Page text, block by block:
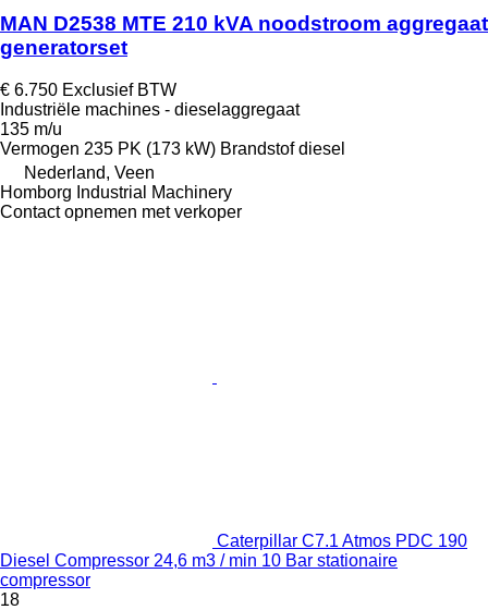
MAN D2538 MTE 210 kVA noodstroom aggregaat
generatorset
€ 6.750 Exclusief BTW
Industriële machines - dieselaggregaat
135 m/u
Vermogen 235 PK (173 kW) Brandstof diesel
Nederland, Veen
Homborg Industrial Machinery
Contact opnemen met verkoper
Caterpillar C7.1 Atmos PDC 190
Diesel Compressor 24,6 m3 / min 10 Bar stationaire
compressor
18